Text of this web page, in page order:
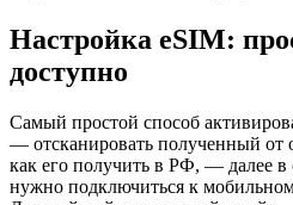
Настройка eSIM:
доступно
Самый простой способ
— отсканировать полученный от
как его получить в РФ, — далее в
нужно подключиться к